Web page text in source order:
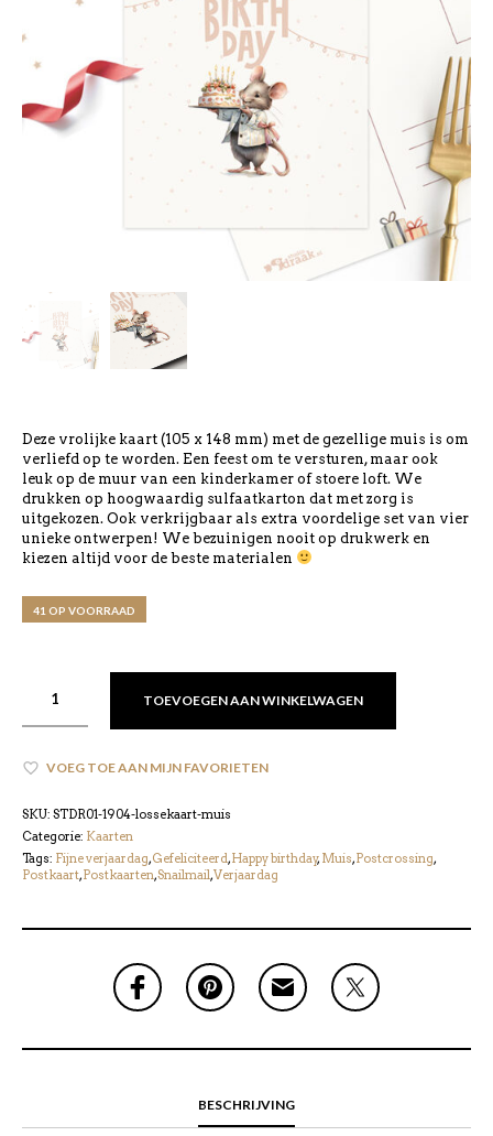
Deze vrolijke kaart (105 x 148 mm) met de gezellige muis is om
verliefd op te worden. Een feest om te versturen, maar ook
leuk op de muur van een kinderkamer of stoere loft. We
drukken op hoogwaardig sulfaatkarton dat met zorg is
uitgekozen. Ook verkrijgbaar als extra voordelige set van vier
unieke ontwerpen! We bezuinigen nooit op drukwerk en
kiezen altijd voor de beste materialen
41 OP VOORRAAD
TOEVOEGEN AAN WINKELWAGEN
VOEG TOE AAN MIJN FAVORIETEN
SKU: STDR01-1904-lossekaart-muis
Categorie: Kaarten
Tags: Fijne verjaardag,Gefeliciteerd,Happy birthday, Muis,Postcrossing,
Postkaart,Postkaarten,Snailmail,Verjaardag
BESCHRIJVING